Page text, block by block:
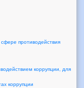
противодействия
коррупции, для
коррупции